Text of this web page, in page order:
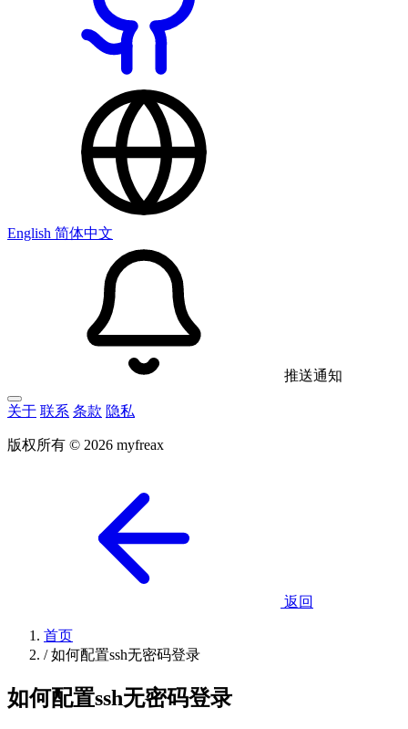
English 简体中文
推送通知
关于 联系 条款 隐私
版权所有 © 2026 myfreax
返回
首页
/ 如何配置ssh无密码登录
如何配置ssh无密码登录